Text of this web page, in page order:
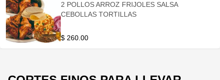
2 POLLOS ARROZ FRIJOLES SALSA
CEBOLLAS TORTILLAS
$ 260.00